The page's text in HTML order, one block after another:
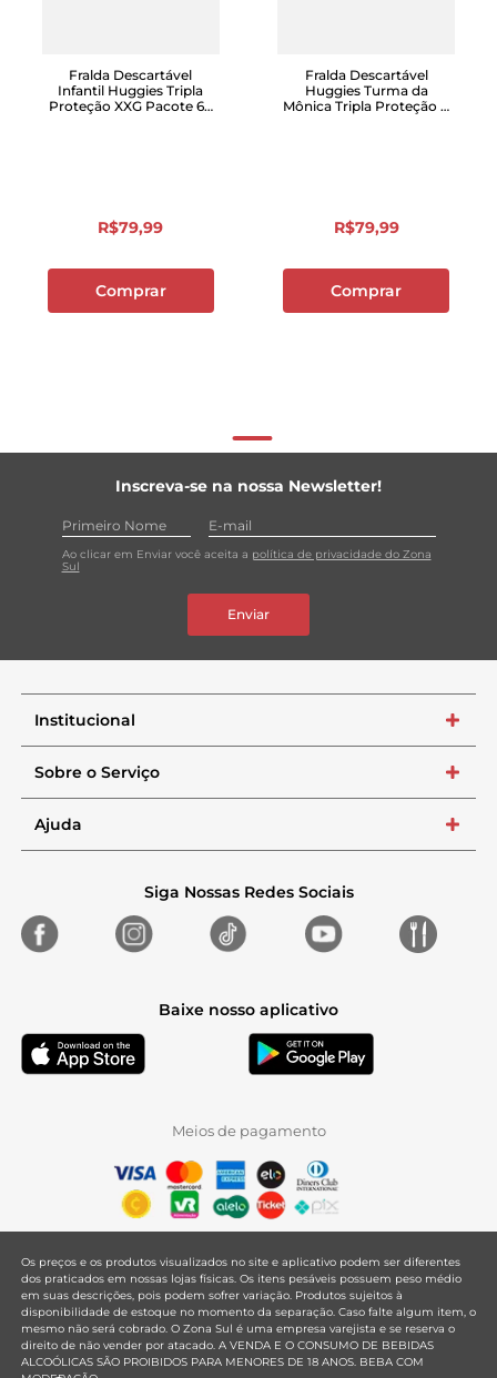
Fralda Descartável
Infantil Huggies Tripla
Proteção XXG Pacote 66
R$79,99
Comprar
Fralda Descartável
Huggies Turma da
Mônica Tripla Proteção G
R$79,99
Comprar
Inscreva-se na nossa Newsletter!
Ao clicar em Enviar você aceita a política de privacidade do Zona
Sul
Enviar
Institucional +
Sobre o Serviço +
Ajuda +
Siga Nossas Redes Sociais
Baixe nosso aplicativo
Meios de pagamento
Os preços e os produtos visualizados no site e aplicativo podem ser diferentes
dos praticados em nossas lojas físicas. Os itens pesáveis possuem peso médio
em suas descrições, pois podem sofrer variação. Produtos sujeitos à
disponibilidade de estoque no momento da separação. Caso falte algum item, o
mesmo não será cobrado. O Zona Sul é uma empresa varejista e se reserva o
direito de não vender por atacado. A VENDA E O CONSUMO DE BEBIDAS
ALCOÓLICAS SÃO PROIBIDOS PARA MENORES DE 18 ANOS. BEBA COM